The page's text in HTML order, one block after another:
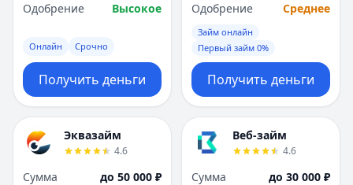
Одобрение
Высокое
Онлайн Срочно
Получить деньги
Одобрение
Среднее
Займ онлайн
Первый займ 0%
Получить деньги
Эквазайм
4.6
Сумма
до 50 000 ₽
Веб-займ
4.6
Сумма
до 30 000 ₽